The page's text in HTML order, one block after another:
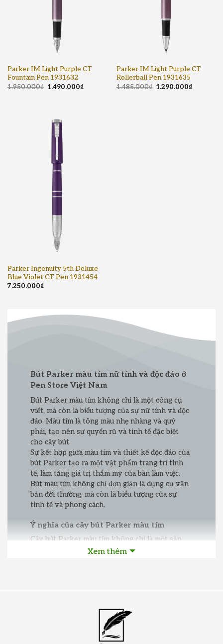
Parker IM Light Purple CT
Fountain Pen 1931632
1.950.000₫ 1.490.000₫
Parker IM Light Purple CT
Rollerball Pen 1931635
1.485.000₫ 1.290.000₫
Parker Ingenuity 5th Deluxe
Blue Violet CT Pen 1931454
7.250.000₫
Bút Parker màu tím nữ tính và độc đáo ở
Pen Store Việt Nam
Bút Parker màu tím không chỉ là một công cụ
viết, mà còn là biểu tượng của sự nữ tính và độc
đáo. Màu tím là tông màu nhẹ nhàng và quý
phái, tạo nên sự quyến rũ và tinh tế đặc biệt
cho cây bút.
Sự kết hợp giữa màu tím và thiết kế độc đáo của
bút Parker tạo ra một vật phẩm trang trí tinh
tế, làm tăng giá trị thẩm mỹ của bàn làm việc.
Bút màu tím không chỉ đơn giản là dụng cụ văn
bản đời thường, mà còn là biểu tượng của sự
tinh tế và phong cách.
Ý nghĩa của cây bút Parker màu tím
Cây bút Parker màu tím không chỉ là một sản
phẩm văn phòng thông thường, mà còn mang
bút màu tím có thể mang lại:
biểu tượng của sự tinh tế và sang trọng. Cây bút
màu tím cao cấp không chỉ là dụng cụ viết, mà
còn là một phụ kiện thể hiện phong cách và
Xem thêm